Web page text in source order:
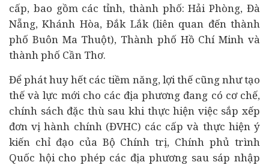
cấp, bao gồm các tỉnh, thành phố: Hải Phòng, Đà
Nẵng, Khánh Hòa, Đắk Lắk (liên quan đến thành
phố Buôn Ma Thuột), Thành phố Hồ Chí Minh và
thành phố Cần Thơ.
Để phát huy hết các tiềm năng, lợi thế cũng như tạo
thế và lực mới cho các địa phương đang có cơ chế,
chính sách đặc thù sau khi thực hiện việc sắp xếp
đơn vị hành chính (ĐVHC) các cấp và thực hiện ý
kiến chỉ đạo của Bộ Chính trị, Chính phủ trình
Quốc hội cho phép các địa phương sau sáp nhập